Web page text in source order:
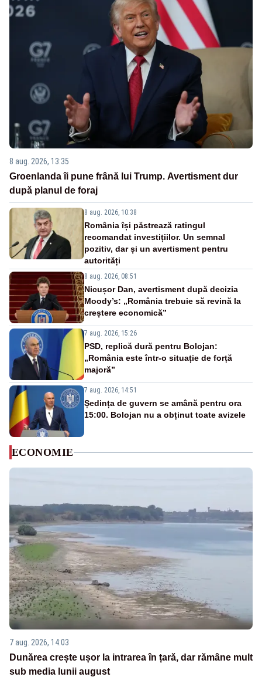
8 aug. 2026, 13:35
Groenlanda îi pune frână lui Trump. Avertisment dur
după planul de foraj
8 aug. 2026, 10:38
România își păstrează ratingul
recomandat investițiilor. Un semnal
pozitiv, dar și un avertisment pentru
autorități
8 aug. 2026, 08:51
Nicușor Dan, avertisment după decizia
Moody’s: „România trebuie să revină la
creștere economică”
7 aug. 2026, 15:26
PSD, replică dură pentru Bolojan:
„România este într-o situație de forță
majoră”
7 aug. 2026, 14:51
Ședința de guvern se amână pentru ora
15:00. Bolojan nu a obținut toate avizele
ECONOMIE
7 aug. 2026, 14:03
Dunărea crește ușor la intrarea în țară, dar rămâne mult
sub media lunii august